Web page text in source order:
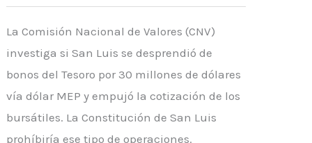
La Comisión Nacional de Valores (CNV)
investiga si San Luis se desprendió de
bonos del Tesoro por 30 millones de dólares
vía dólar MEP y empujó la cotización de los
bursátiles. La Constitución de San Luis
prohíbiría ese tipo de operaciones.